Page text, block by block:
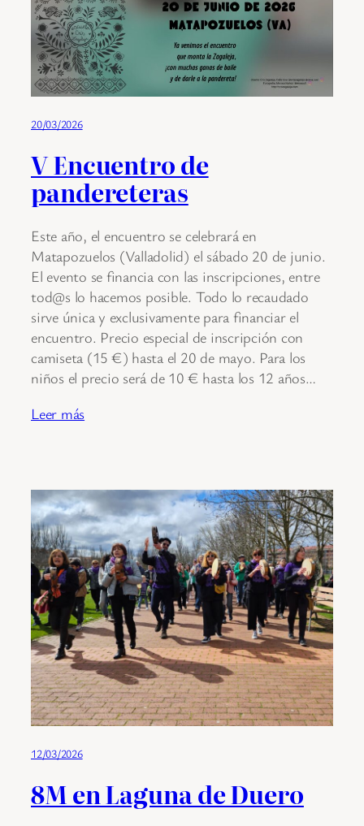
20/03/2026
V Encuentro de
pandereteras
Este año, el encuentro se celebrará en
Matapozuelos (Valladolid) el sábado 20 de junio.
El evento se financia con las inscripciones, entre
tod@s lo hacemos posible. Todo lo recaudado
sirve única y exclusivamente para financiar el
encuentro. Precio especial de inscripción con
camiseta (15 €) hasta el 20 de mayo. Para los
niños el precio será de 10 € hasta los 12 años…
Leer más
12/03/2026
8M en Laguna de Duero